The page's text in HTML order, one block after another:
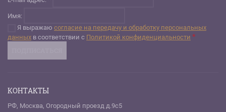
Имя:
Я выражаю согласие на передачу и обработку персональных
данных в соответствии с Политикой конфиденциальности *
КОНТАКТЫ
РФ, Москва, Огородный проезд д.9с5